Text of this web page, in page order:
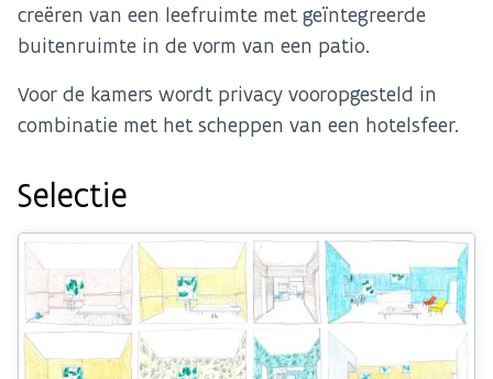
creëren van een leefruimte met geïntegreerde
buitenruimte in de vorm van een patio.
Voor de kamers wordt privacy vooropgesteld in
combinatie met het scheppen van een hotelsfeer.
Selectie